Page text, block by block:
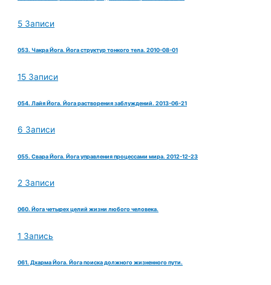
5 Записи
053. Чакра Йога. Йога структур тонкого тела. 2010-08-01
15 Записи
054. Лайя Йога. Йога растворения заблуждений. 2013-06-21
6 Записи
055. Свара Йога. Йога управления процессами мира. 2012-12-23
2 Записи
060. Йога четырех целий жизни любого человека.
1 Запись
061. Дхарма Йога. Йога поиска должного жизненного пути.